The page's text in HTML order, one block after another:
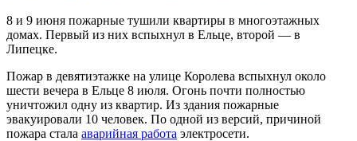
8 и 9 июня пожарные тушили квартиры в многоэтажных
домах. Первый из них вспыхнул в Ельце, второй — в
Липецке.
Пожар в девятиэтажке на улице Королева вспыхнул около
шести вечера в Ельце 8 июля. Огонь почти полностью
уничтожил одну из квартир. Из здания пожарные
эвакуировали 10 человек. По одной из версий, причиной
пожара стала аварийная работа электросети.